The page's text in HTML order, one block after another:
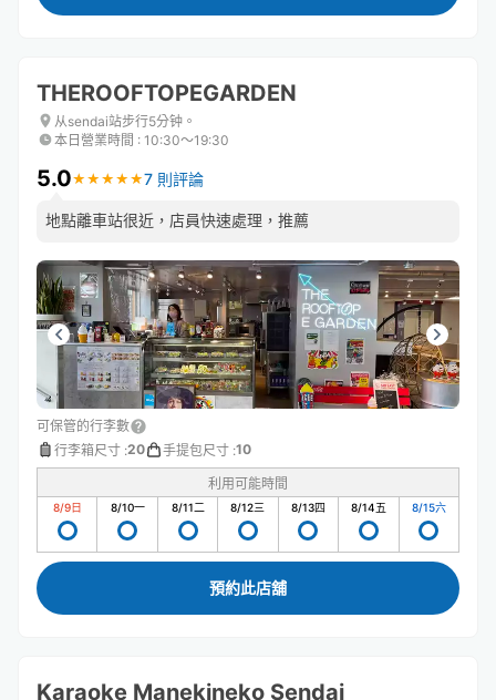
THEROOFTOPEGARDEN
从sendai站步行5分钟。
本日營業時間 : 10:30〜19:30
5.0★ ★ ★ ★ ★
★ ★ ★ ★ ★7 則評論
地點離車站很近，店員快速處理，推薦
可保管的行李數
行李箱尺寸 :20 手提包尺寸 :10
利用可能時間
8/9日 8/10一 8/11二 8/12三 8/13四 8/14五 8/15六
預約此店舖
Karaoke Manekineko Sendai